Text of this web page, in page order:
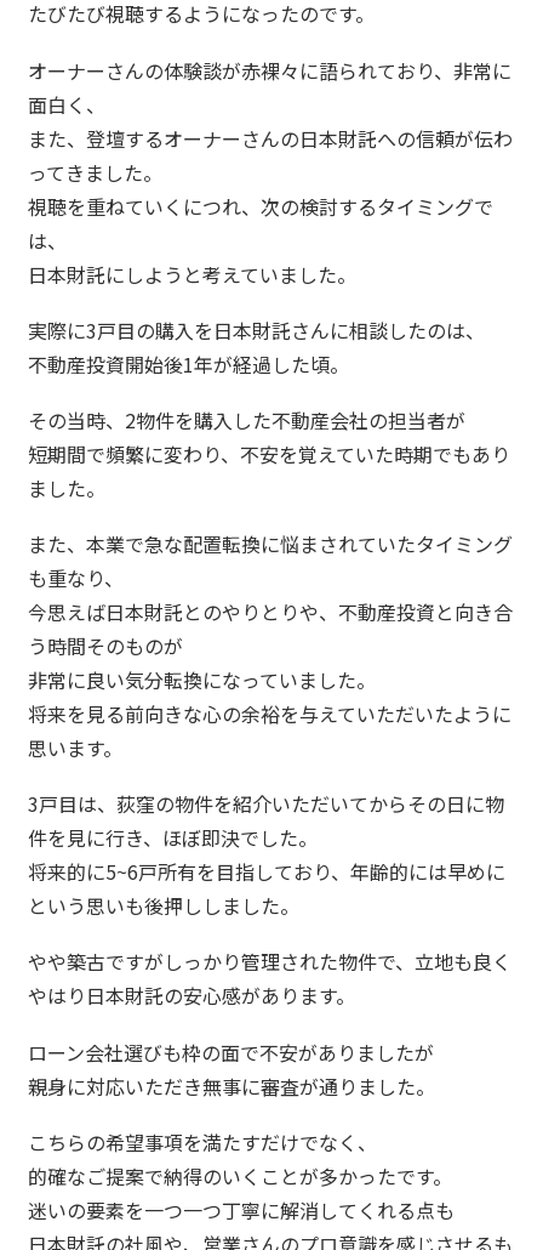
たびたび視聴するようになったのです。
オーナーさんの体験談が赤裸々に語られており、非常に
面白く、
また、登壇するオーナーさんの日本財託への信頼が伝わ
ってきました。
視聴を重ねていくにつれ、次の検討するタイミングで
は、
日本財託にしようと考えていました。
実際に3戸目の購入を日本財託さんに相談したのは、
不動産投資開始後1年が経過した頃。
その当時、2物件を購入した不動産会社の担当者が
短期間で頻繁に変わり、不安を覚えていた時期でもあり
ました。
また、本業で急な配置転換に悩まされていたタイミング
も重なり、
今思えば日本財託とのやりとりや、不動産投資と向き合
う時間そのものが
非常に良い気分転換になっていました。
将来を見る前向きな心の余裕を与えていただいたように
思います。
3戸目は、荻窪の物件を紹介いただいてからその日に物
件を見に行き、ほぼ即決でした。
将来的に5~6戸所有を目指しており、年齢的には早めに
という思いも後押ししました。
やや築古ですがしっかり管理された物件で、立地も良く
やはり日本財託の安心感があります。
ローン会社選びも枠の面で不安がありましたが
親身に対応いただき無事に審査が通りました。
こちらの希望事項を満たすだけでなく、
的確なご提案で納得のいくことが多かったです。
迷いの要素を一つ一つ丁寧に解消してくれる点も
日本財託の社風や、営業さんのプロ意識を感じさせるも